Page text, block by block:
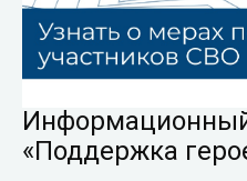
И
«Поддержка